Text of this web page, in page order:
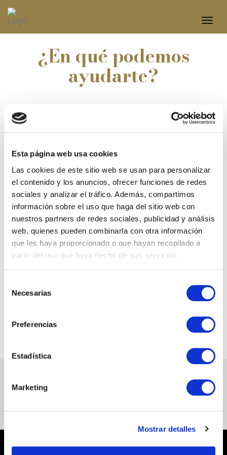
Esta página web usa cookies
Las cookies de este sitio web se usan para personalizar
el contenido y los anuncios, ofrecer funciones de redes
sociales y analizar el tráfico. Además, compartimos
información sobre el uso que haga del sitio web con
nuestros partners de redes sociales, publicidad y análisis
web, quienes pueden combinarla con otra información
que les haya proporcionado o que hayan recopilado a
partir del uso que haya hecho de sus servicios.
Necesarias
Preferencias
Estadística
Marketing
Mostrar detalles
Toggle
¿En qué podemos
ayudarte?
Estamos a tu disposición para cualquier duda,
tu petición.
Fábrica:
C. Ferreries, s/n
43785 - BOT (Tarragona)
Teléfono:
Nuestros Productos